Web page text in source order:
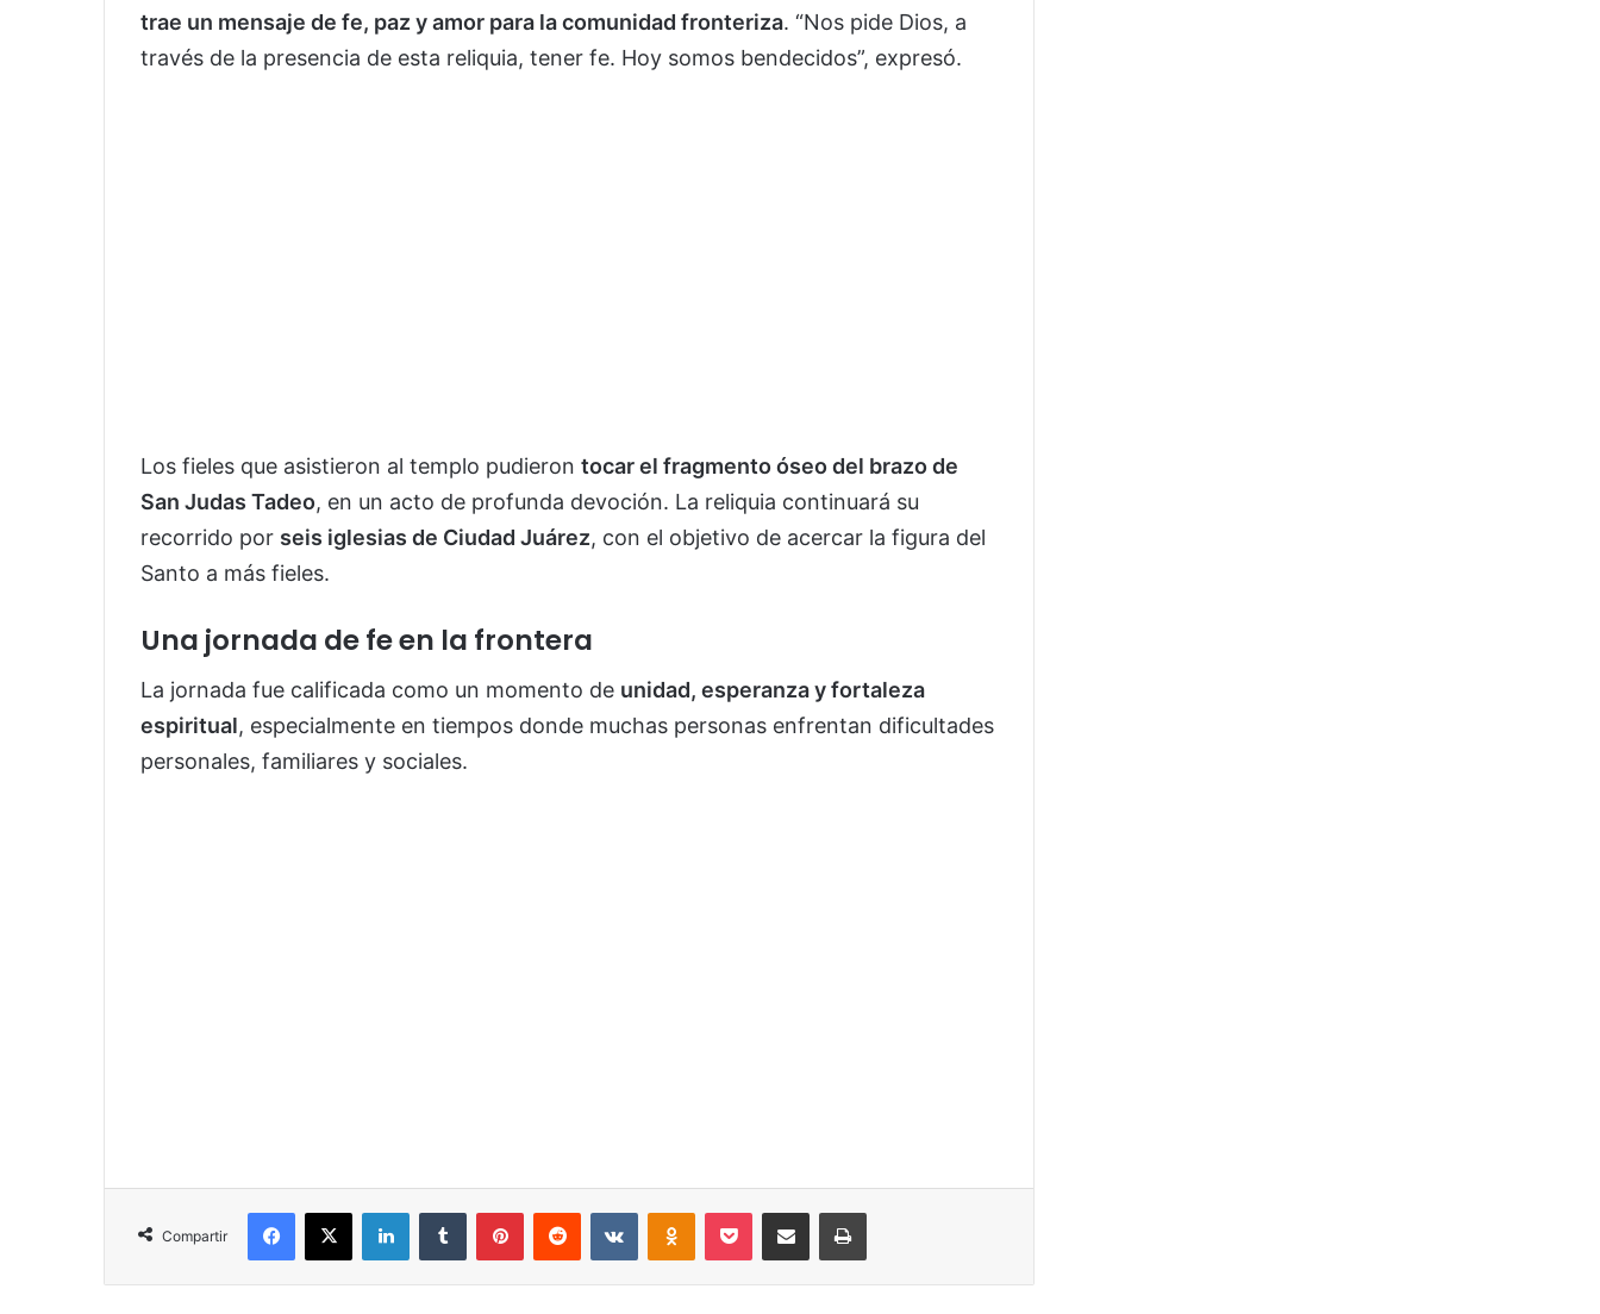
trae un mensaje de fe, paz y amor para la comunidad fronteriza. “Nos pide Dios, a
través de la presencia de esta reliquia, tener fe. Hoy somos bendecidos”, expresó.
Los fieles que asistieron al templo pudieron tocar el fragmento óseo del brazo de
San Judas Tadeo, en un acto de profunda devoción. La reliquia continuará su
recorrido por seis iglesias de Ciudad Juárez, con el objetivo de acercar la figura del
Santo a más fieles.
Una jornada de fe en la frontera
La jornada fue calificada como un momento de unidad, esperanza y fortaleza
espiritual, especialmente en tiempos donde muchas personas enfrentan dificultades
personales, familiares y sociales.
Compartir
Facebook
X LinkedInTumblr PinterestReddit VKontakteOdnoklassniki
Pocket Share via Email Print